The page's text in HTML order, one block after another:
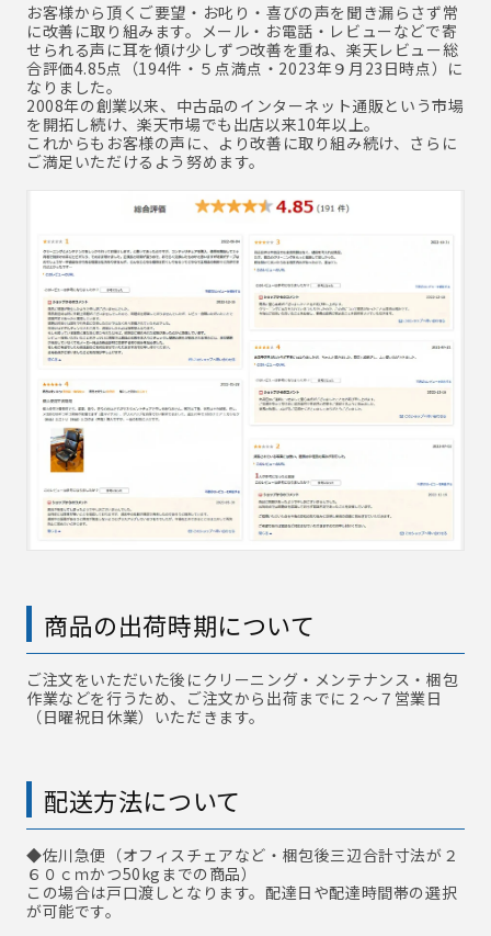
お客様から頂くご要望・お叱り・喜びの声を聞き漏らさず常
に改善に取り組みます。メール・お電話・レビューなどで寄
せられる声に耳を傾け少しずつ改善を重ね、楽天レビュー総
合評価4.85点（194件・５点満点・2023年９月23日時点）に
なりました。
2008年の創業以来、中古品のインターネット通販という市場
を開拓し続け、楽天市場でも出店以来10年以上。
これからもお客様の声に、より改善に取り組み続け、さらに
ご満足いただけるよう努めます。
商品の出荷時期について
ご注文をいただいた後にクリーニング・メンテナンス・梱包
作業などを行うため、ご注文から出荷までに２～７営業日
（日曜祝日休業）いただきます。
配送方法について
◆佐川急便 （オフィスチェアなど・梱包後三辺合計寸法が２
６０ｃｍかつ50kgまでの商品）
この場合は戸口渡しとなります。配達日や配達時間帯の選択
が可能です。